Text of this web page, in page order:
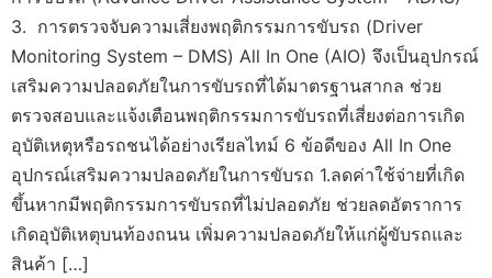
3. การตรวจจับความเสี่ยงพฤติกรรมการขับรถ (Driver
Monitoring System – DMS) All In One (AIO) จึงเป็นอุปกรณ์
เสริมความปลอดภัยในการขับรถที่ได้มาตรฐานสากล ช่วย
ตรวจสอบและแจ้งเตือนพฤติกรรมการขับรถที่เสี่ยงต่อการเกิด
อุบัติเหตุหรือรถชนได้อย่างเรียลไทม์ 6 ข้อดีของ All In One
อุปกรณ์เสริมความปลอดภัยในการขับรถ 1.ลดค่าใช้จ่ายที่เกิด
ขึ้นหากมีพฤติกรรมการขับรถที่ไม่ปลอดภัย ช่วยลดอัตราการ
เกิดอุบัติเหตุบนท้องถนน เพิ่มความปลอดภัยให้แก่ผู้ขับรถและ
สินค้า […]